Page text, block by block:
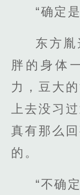
“确定
东方
胖的身体
力，豆大
上去没习
真有那么
的。
“不确